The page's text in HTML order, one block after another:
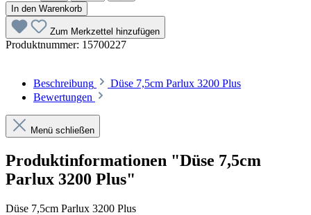
In den Warenkorb
Zum Merkzettel hinzufügen
Produktnummer: 15700227
Beschreibung
Düse 7,5cm Parlux 3200 Plus
Bewertungen
Menü schließen
Produktinformationen "Düse 7,5cm
Parlux 3200 Plus"
Düse 7,5cm Parlux 3200 Plus